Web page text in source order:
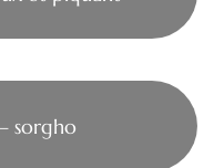
sorgho